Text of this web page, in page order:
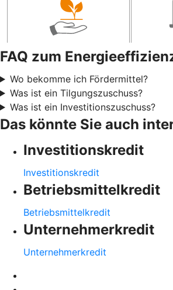
FAQ zum
Wo bekomme ich Fördermittel?
Was ist ein Tilgungszuschuss?
Was ist ein Investitionszuschuss?
Das könnte Sie auch
Investitionskredit
Investitionskredit
Betriebsmittelkredit
Betriebsmittelkredit
Unternehmerkredit
Unternehmerkredit